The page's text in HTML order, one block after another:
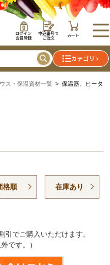
ログイン
会員登録
申込番号で
ご注文 カート
カテゴリ
ス・保温資材一覧 > 保温器、ヒータ
格順 在庫あり
でご購入いただけます。
です。）